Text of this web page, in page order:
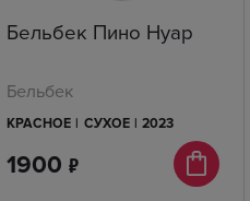
Бельбек Пино Нуар
Бельбек
КРАСНОЕ СУХОЕ 2023
1900 п